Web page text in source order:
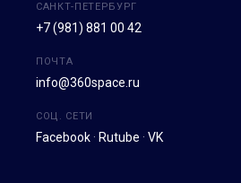
САНКТ-ПЕТЕРБУРГ
+7 (981) 881 00 42
ПОЧТА
info@360space.ru
СОЦ. СЕТИ
Facebook · Rutube · VK